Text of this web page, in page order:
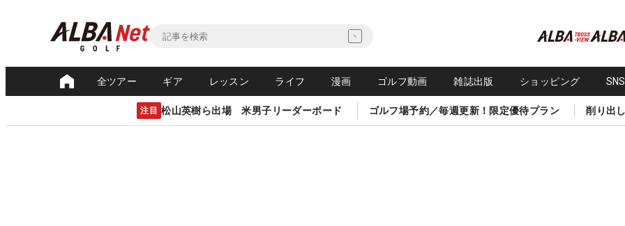
全ツアー ギア レッスン ライフ 漫画 ゴルフ動画 雑誌出版 ショッピング
注目 松山英樹ら出場 米男子リーダーボード ゴルフ場予約／毎週更新！限定優待プラン 削り出